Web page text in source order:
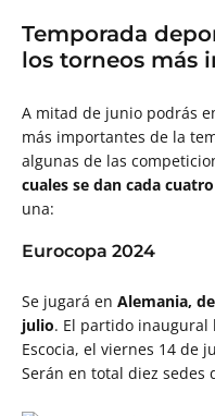
Temporada
los torneos más
A mitad de junio podrás
más importantes de la
algunas de las
cuales se dan cada
una:
Eurocopa 2024
Se jugará en Alemania,
julio. El partido
Escocia, el viernes 14 de
Serán en total diez sedes